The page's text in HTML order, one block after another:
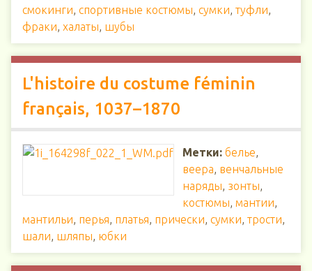
смокинги, спортивные костюмы, сумки, туфли,
фраки, халаты, шубы
L'histoire du costume féminin
français, 1037–1870
Метки: белье,
веера, венчальные
наряды, зонты,
костюмы, мантии,
мантильи, перья, платья, прически, сумки, трости,
шали, шляпы, юбки